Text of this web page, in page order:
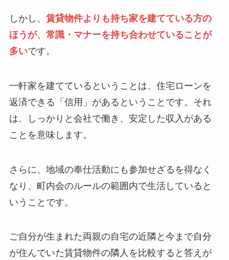
しかし、 賃貸物件よりも持ち家を建てている方の
ほうが、常識・マナーを持ち合わせていることが
多いです。
一軒家を建てているということは、住宅ローンを
返済できる「信用」があるということです。それ
は、しっかりと会社で働き、安定した収入がある
ことを意味します。
さらに、地域の奉仕活動にも参加せざるを得なく
なり、町内会のルールの範囲内で生活していると
いうことです。
ご自分が生まれた両親の自宅の近隣と今まで自分
が住んでいた賃貸物件の隣人を比較すると答えが